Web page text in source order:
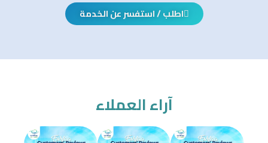
اطلب / استفسر عن الخدمة
آراء العملاء